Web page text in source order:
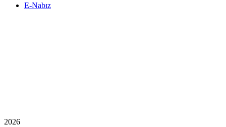
E-Nabız
2026